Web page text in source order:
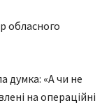
обласного
думка: «А чи не
на операційні